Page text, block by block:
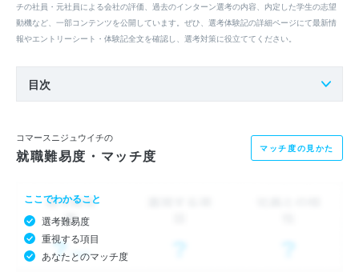
チの社員・元社員による会社の評価、過去のインターン選考の内容、内定した学生の志望
動機など、一部コンテンツを公開しています。ぜひ、選考体験記の詳細ページにて最新情
報やエントリーシート・体験記全文を確認し、選考対策に役立ててください。
目次
コマースニジュウイチの
就職難易度・マッチ度 マッチ度の見かた
ここでわかること
選考難易度
重視する項目
あなたとのマッチ度